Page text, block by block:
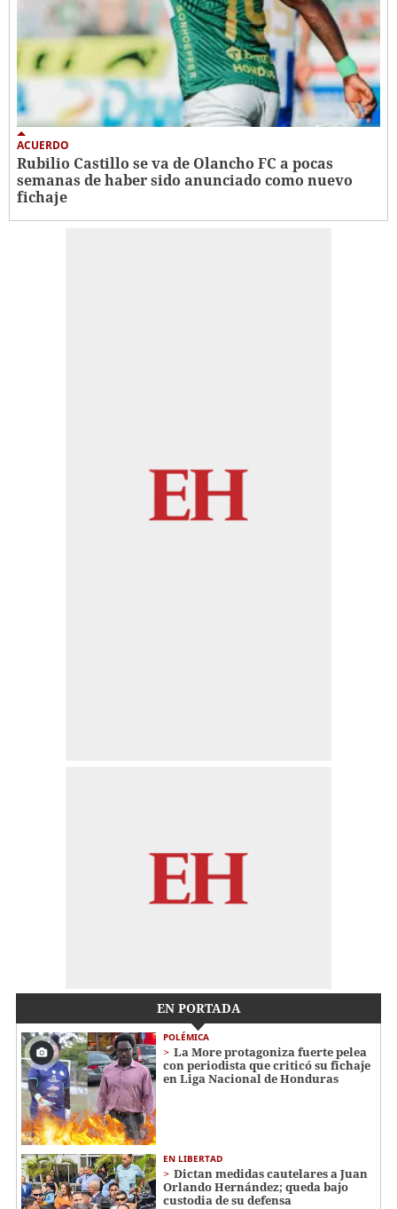
ACUERDO
Rubilio Castillo se va de Olancho FC a pocas
semanas de haber sido anunciado como nuevo
fichaje
EN PORTADA
POLÉMICA
La More protagoniza fuerte pelea
con periodista que criticó su fichaje
en Liga Nacional de Honduras
EN LIBERTAD
Dictan medidas cautelares a Juan
Orlando Hernández; queda bajo
custodia de su defensa